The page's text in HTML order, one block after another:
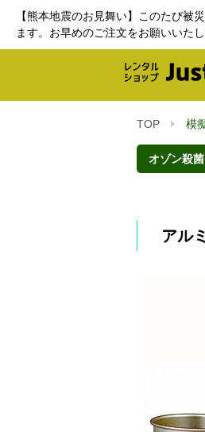
【熊本地震のお見舞い】このたび
ます。お早めのご注文をお願いいたし
TOP 模
オゾン殺菌
アル